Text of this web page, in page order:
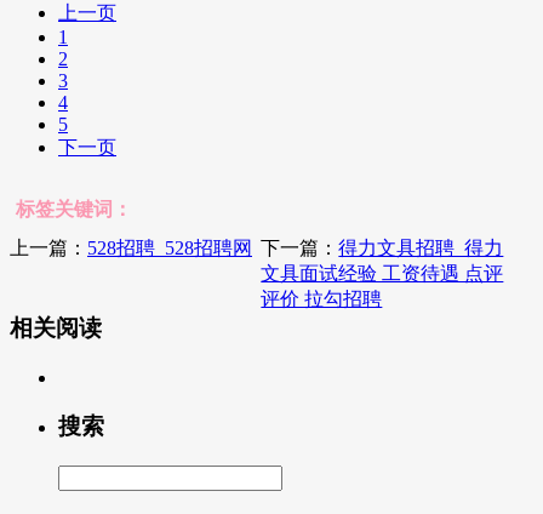
上一页
1
2
3
4
5
下一页
标签关键词：
上一篇： 528招聘_528招聘网 下一篇：得力文具招聘_得力
文具面试经验 工资待遇 点评
评价 拉勾招聘
相关阅读
搜索